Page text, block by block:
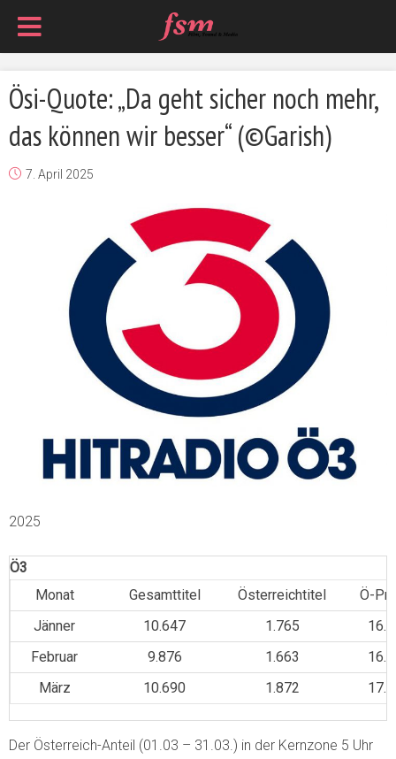
Ösi-Quote: „Da geht sicher noch mehr,
das können wir besser“ (©Garish)
7. April 2025
2025
Ö3
Monat
Gesamttitel Österreichtitel
Ö-
Jänner
10.647 1.765
Februar
9.876 1.663
März
10.690 1.872
Der Österreich-Anteil (01.03 – 31.03.) in der Kernzone 5 Uhr